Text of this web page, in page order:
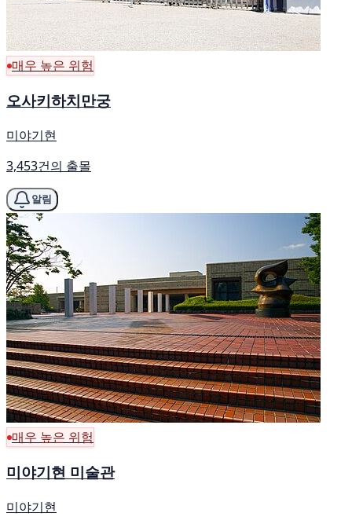
매우 높은 위험
오사키하치만궁
미야기현
3,453건의 출몰
알림
매우 높은 위험
미야기현 미술관
미야기현